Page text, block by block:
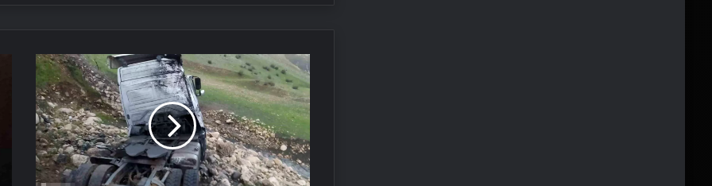
beyin gücünü artıran 10 besin!
Samsun’da doktorları şaşkına
çeviren vaka: Depresyonda olan
hasta 56 gün boyunca uyudu!
“Adeta donmuş gibiydi”
13.13 Saat Anlamı Nedir? 13.13 Çift
Şırnak'ta
Tır
Devrildi:
3
Yaralı